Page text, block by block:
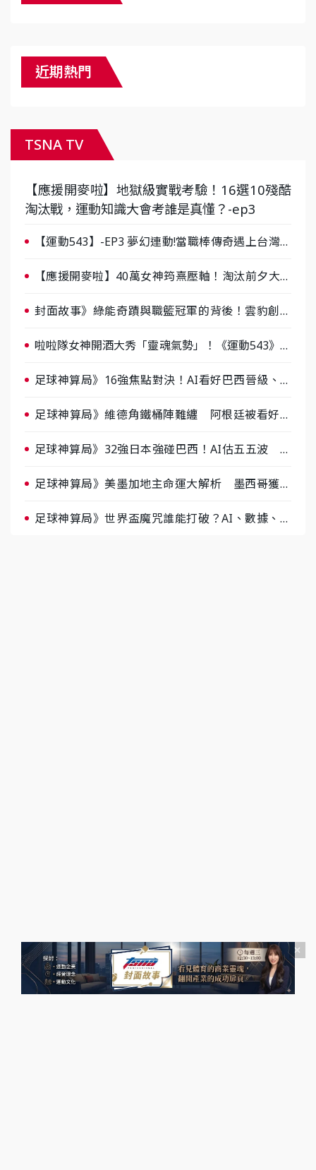
近期熱門
TSNA TV
【應援開麥啦】地獄級實戰考驗！16選10殘酷
淘汰戰，運動知識大會考誰是真懂？-ep3
【運動543】-EP3 夢幻連動!當職棒傳奇遇上台灣女
【應援開麥啦】40萬女神筠熹壓軸！淘汰前夕大混
封面故事》綠能奇蹟與職籃冠軍的背後！雲豹創辦
啦啦隊女神開酒大秀「靈魂氣勢」！《運動543》微
足球神算局》16強焦點對決！AI看好巴西晉級、數
足球神算局》維德角鐵桶陣難纏 阿根廷被看好下
足球神算局》32強日本強碰巴西！AI估五五波 牛
足球神算局》美墨加地主命運大解析 墨西哥獲數
足球神算局》世界盃魔咒誰能打破？AI、數據、塔